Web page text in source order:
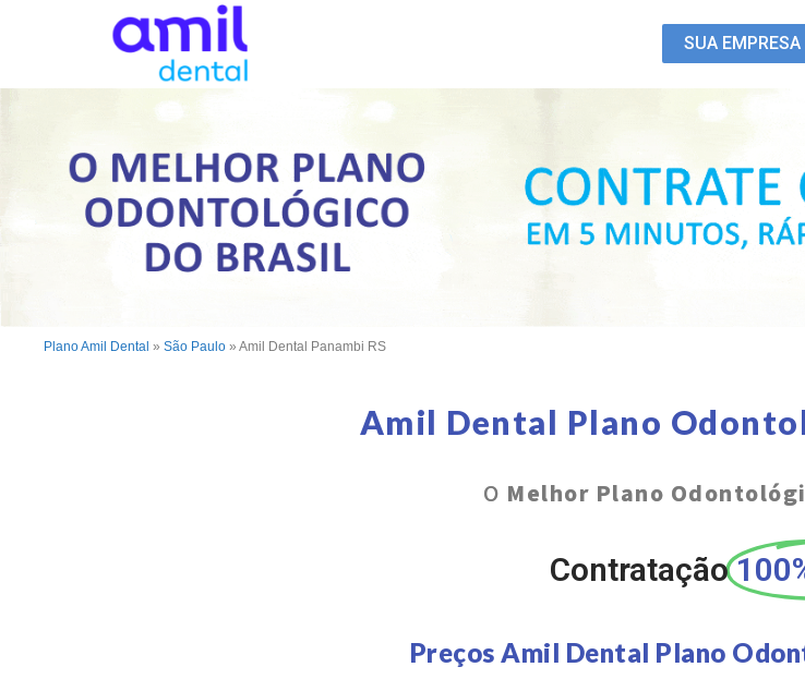
SUA EMPRESA
Plano Amil Dental » São Paulo » Amil Dental Panambi RS
Amil Dental Plano
O Melhor Plano
Contratação
Preços Amil Dental Plano